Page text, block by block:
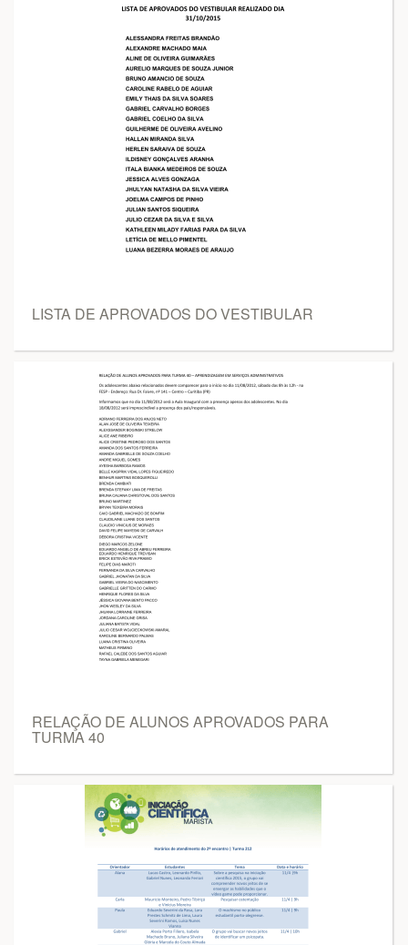
LISTA DE APROVADOS DO VESTIBULAR
RELAÇÃO DE ALUNOS APROVADOS PARA
TURMA 40